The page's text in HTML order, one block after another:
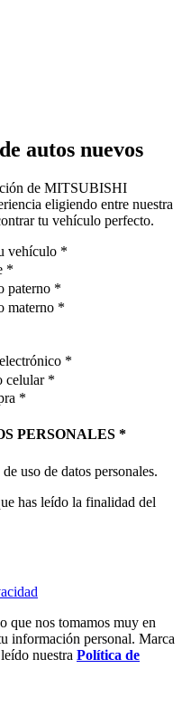
autos nuevos
de MITSUBISHI
eligiendo entre nuestra
tu vehículo perfecto.
vehículo *
*
paterno *
materno *
*
celular *
*
PERSONALES *
uso de datos personales.
has leído la finalidad del
que nos tomamos muy en
información personal. Marca
nuestra Política de